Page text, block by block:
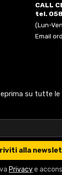
CALL
tel.
(Lun-
Email
su tutte le
alla
Privacye